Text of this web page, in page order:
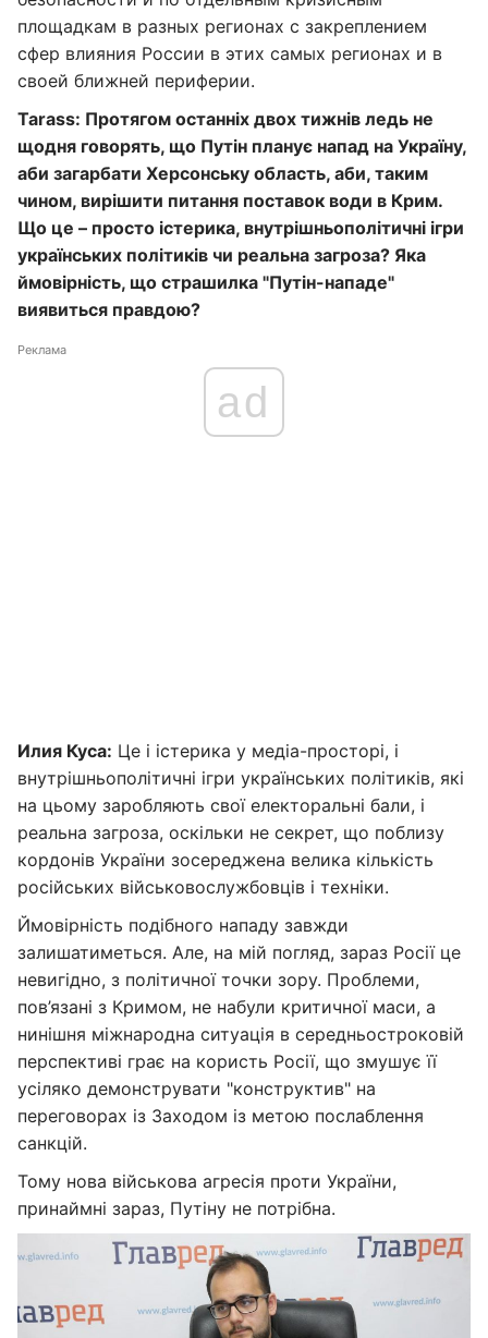
площадкам в разных регионах с закреплением
сфер влияния России в этих самых регионах и в
своей ближней периферии.
Tarass: Протягом останніх двох тижнів ледь не
щодня говорять, що Путін планує напад на Україну,
аби загарбати Херсонську область, аби, таким
чином, вирішити питання поставок води в Крим.
Що це – просто істерика, внутрішньополітичні ігри
українських політиків чи реальна загроза? Яка
ймовірність, що страшилка "Путін-нападе"
виявиться правдою?
Реклама
ad
Илия Куса: Це і істерика у медіа-просторі, і
внутрішньополітичні ігри українських політиків, які
на цьому заробляють свої електоральні бали, і
реальна загроза, оскільки не секрет, що поблизу
кордонів України зосереджена велика кількість
російських військовослужбовців і техніки.
Ймовірність подібного нападу завжди
залишатиметься. Але, на мій погляд, зараз Росії це
невигідно, з політичної точки зору. Проблеми,
пов’язані з Кримом, не набули критичної маси, а
нинішня міжнародна ситуація в середньостроковій
перспективі грає на користь Росії, що змушує її
усіляко демонструвати "конструктив" на
переговорах із Заходом із метою послаблення
санкцій.
Тому нова військова агресія проти України,
принаймні зараз, Путіну не потрібна.